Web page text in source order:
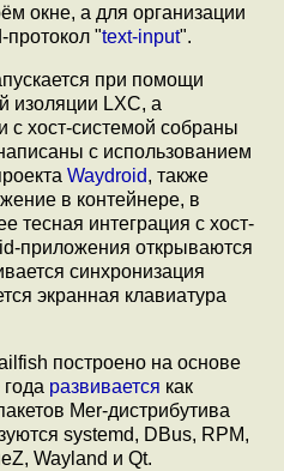
окне, а для организации
"text-input".
при помощи
изоляции LXC, а
с хост-системой собраны
с использованием
Waydroid, также
в контейнере, в
тесная интеграция с хост-
приложения открываются
синхронизация
экранная клавиатура
построено на основе
развивается как
Mer-дистрибутива
systemd, DBus, RPM,
Wayland и Qt.